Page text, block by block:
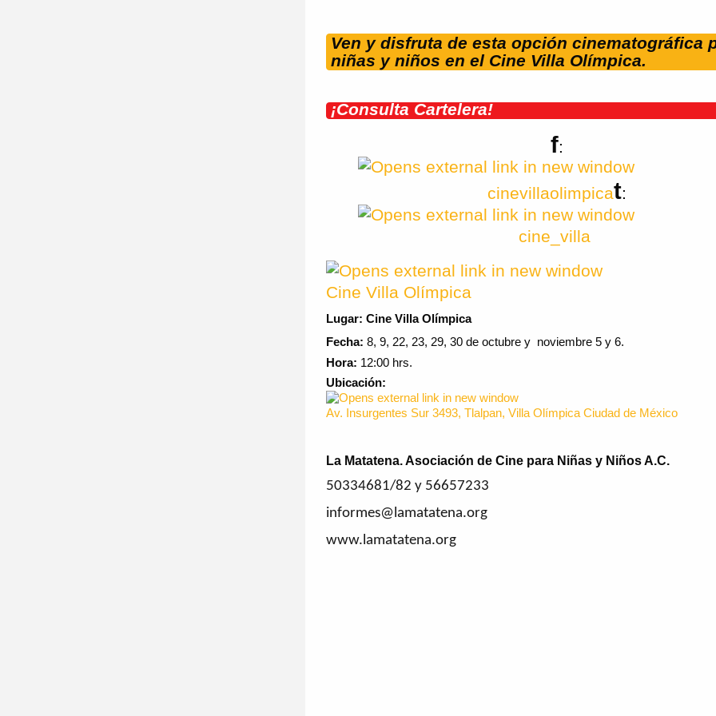
Ven y disfruta de esta opción cinematográfica
niñas y niños en el Cine Villa Olímpica.
¡Consulta Cartelera!
f:
cinevillaolimpicat:
cine_villa
Cine Villa Olímpica
Lugar: Cine Villa Olímpica
Fecha: 8, 9, 22, 23, 29, 30 de octubre y noviembre 5 y 6.
Hora: 12:00 hrs.
Ubicación:
Av. Insurgentes Sur 3493, Tlalpan, Villa Olímpica Ciudad de México
La Matatena. Asociación de Cine para Niñas y Niños A.C.
50334681/82 y 56657233
informes@lamatatena.org
www.lamatatena.org